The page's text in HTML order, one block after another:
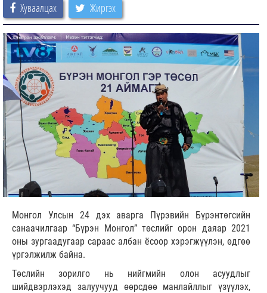
Хуваалцах Жиргэх
Монгол Улсын 24 дэх аварга Пүрэвийн Бүрэнтөгсийн
санаачилгаар “Бүрэн Монгол” төслийг орон даяар 2021
оны зургаадугаар сараас албан ёсоор хэрэгжүүлэн, өдгөө
үргэлжилж байна.
Төслийн зорилго нь нийгмийн олон асуудлыг
шийдвэрлэхэд залуучууд өөрсдөө манлайллыг үзүүлэх,